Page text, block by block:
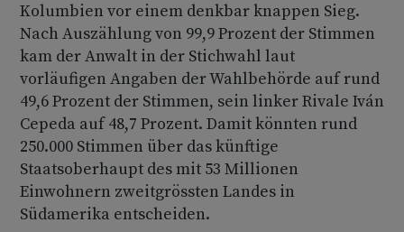
Kolumbien vor einem denkbar knappen Sieg.
Nach Auszählung von 99,9 Prozent der Stimmen
kam der Anwalt in der Stichwahl laut
vorläufigen Angaben der Wahlbehörde auf rund
49,6 Prozent der Stimmen, sein linker Rivale Iván
Cepeda auf 48,7 Prozent. Damit könnten rund
250.000 Stimmen über das künftige
Staatsoberhaupt des mit 53 Millionen
Einwohnern zweitgrössten Landes in
Südamerika entscheiden.